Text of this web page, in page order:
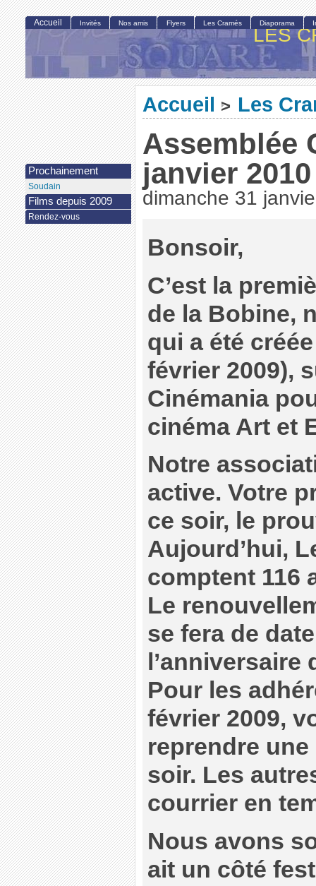
LES
Accueil > Les
Assemblée
janvier 2010
dimanche 31
Bonsoir,
C’est la
de la Bobine,
qui a été
février 2009),
Cinémania
cinéma Art et
Notre
active. Votre
ce soir, le
Aujourd’hui,
comptent 116
Le
se fera de
Pour les
février 2009,
reprendre
soir. Les
courrier en
Nous avons
ait un côté
Accueil Invités Nos amis Flyers Les Cramés Diaporama
Prochainement
Soudain
Films depuis 2009
Rendez-vous